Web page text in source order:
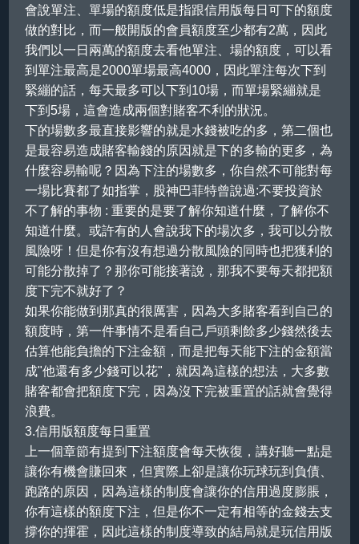
會說單注、單場的額度低是指跟信用版每日可下的額度
做的對比，而一般開版的會員額度至少都有2萬，因此
我們以一日兩萬的額度去看他單注、場的額度，可以看
到單注最高是2000單場最高4000，因此單注每次下到
緊繃的話，每天最多可以下到10場，而單場緊繃就是
下到5場，這會造成兩個對賭客不利的狀況。
下的場數多最直接影響的就是水錢被吃的多，第二個也
是最容易造成賭客輸錢的原因就是下的多輸的更多，為
什麼容易輸呢？因為下注的場數多，你自然不可能對每
一場比賽都了如指掌，股神巴菲特曾說過:不要投資於
不了解的事物 : 重要的是要了解你知道什麼，了解你不
知道什麼。或許有的人會說我下的場次多，我可以分散
風險呀！但是你有沒有想過分散風險的同時也把獲利的
可能分散掉了？那你可能接著說，那我不要每天都把額
度下完不就好了？
如果你能做到那真的很厲害，因為大多賭客看到自己的
額度時，第一件事情不是看自己戶頭剩餘多少錢然後去
估算他能負擔的下注金額，而是把每天能下注的金額當
成"他還有多少錢可以花"，就因為這樣的想法，大多數
賭客都會把額度下完，因為沒下完被重置的話就會覺得
浪費。
3.信用版額度每日重置
上一個章節有提到下注額度會每天恢復，講好聽一點是
讓你有機會賺回來，但實際上卻是讓你玩球玩到負債、
跑路的原因，因為這樣的制度會讓你的信用過度膨脹，
你有這樣的額度下注，但是你不一定有相等的金錢去支
撐你的揮霍，因此這樣的制度導致的結局就是玩信用版